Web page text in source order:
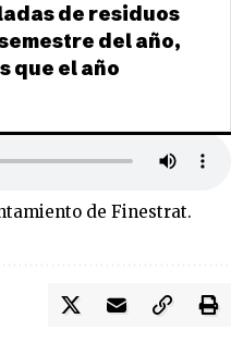
de residuos
del año,
que el año
de Finestrat.